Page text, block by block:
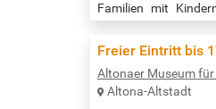
Familien mit
unterwegs
Freier Eintritt bis
Altonaer Museum
Altona-Altstadt